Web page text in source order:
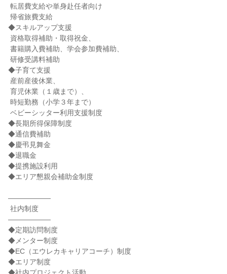
◆スキルアップ支援
◆子育て支援
◆長期所得保障制度
◆通信費補助
◆慶弔見舞金
◆退職金
◆提携施設利用
◆エリア懇親会補助金制度
――――――
――――――
◆定期訪問制度
◆メンター制度
◆EC（エウレカキャリアコーチ）制度
◆エリア制度